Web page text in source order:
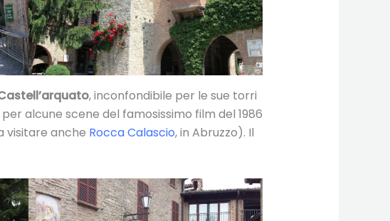
, inconfondibile per le sue torri
alcune scene del famosissimo film del 1986
visitare anche Rocca Calascio, in Abruzzo). Il